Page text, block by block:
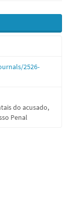
2526-
do acusado,
Penal